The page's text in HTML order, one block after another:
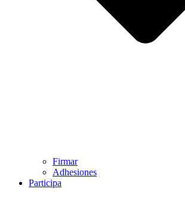
Firmar
Adhesiones
Participa